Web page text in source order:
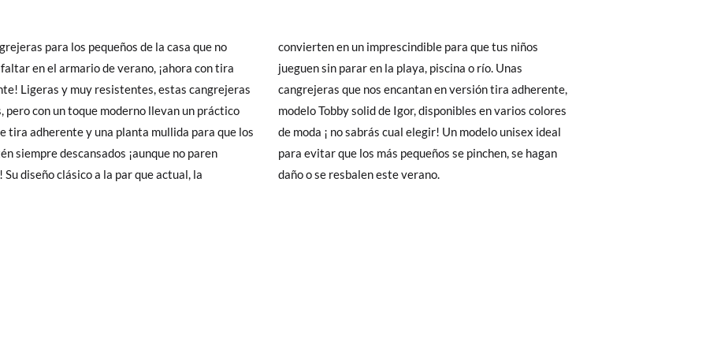
para los pequeños de la casa que no
en el armario de verano, ¡ahora con tira
Ligeras y muy resistentes, estas cangrejeras
pero con un toque moderno llevan un práctico
tira adherente y una planta mullida para que los
siempre descansados ¡aunque no paren
Su diseño clásico a la par que actual, la
en un imprescindible para que tus niños
sin parar en la playa, piscina o río. Unas
que nos encantan en versión tira adherente,
solid de Igor, disponibles en varios colores
¡ no sabrás cual elegir! Un modelo unisex ideal
que los más pequeños se pinchen, se hagan
daño o se resbalen este verano.
recogeremos la primera, sin gastos, en unos pocos días!
de que no quieras Cambio sino Devolución, también serán gratuitas, ¡no tienes que preocuparte por nada!
solicitarlas desde el mismo enlace del párrafo anterior y nos encargamos de enviarte un mensajero para que te